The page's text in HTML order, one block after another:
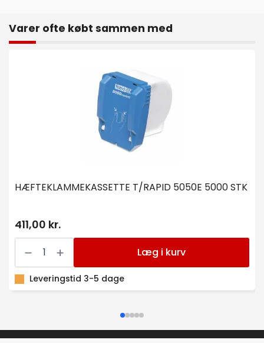
Varer ofte købt sammen med
HÆFTEKLAMMEKASSETTE T/RAPID 5050E 5000 STK
411,00 kr.
HÆFTEKLAMMEKASSETTE
T/RAPID
5000
STK
antal
Læg i kurv
Leveringstid 3-5 dage